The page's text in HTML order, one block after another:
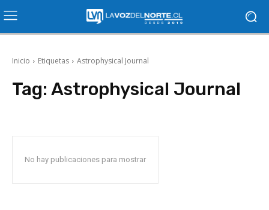
Inicio Etiquetas Astrophysical Journal
Tag: Astrophysical Journal
No hay publicaciones para mostrar